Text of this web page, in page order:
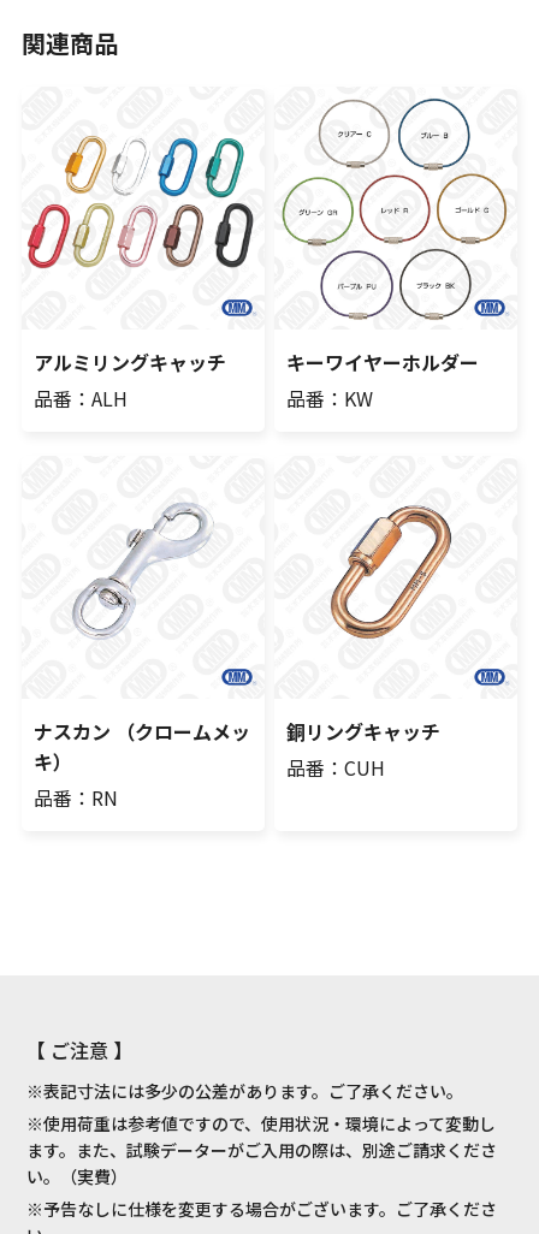
関連商品
アルミリングキャッチ
品番：ALH
キーワイヤーホルダー
品番：KW
ナスカン （クロームメッ
キ）
品番：RN
銅リングキャッチ
品番：CUH
【 ご注意 】
※表記寸法には多少の公差があります。ご了承ください。
※使用荷重は参考値ですので、使用状況・環境によって変動し
ます。また、試験データーがご入用の際は、別途ご請求くださ
い。（実費）
※予告なしに仕様を変更する場合がございます。ご了承くださ